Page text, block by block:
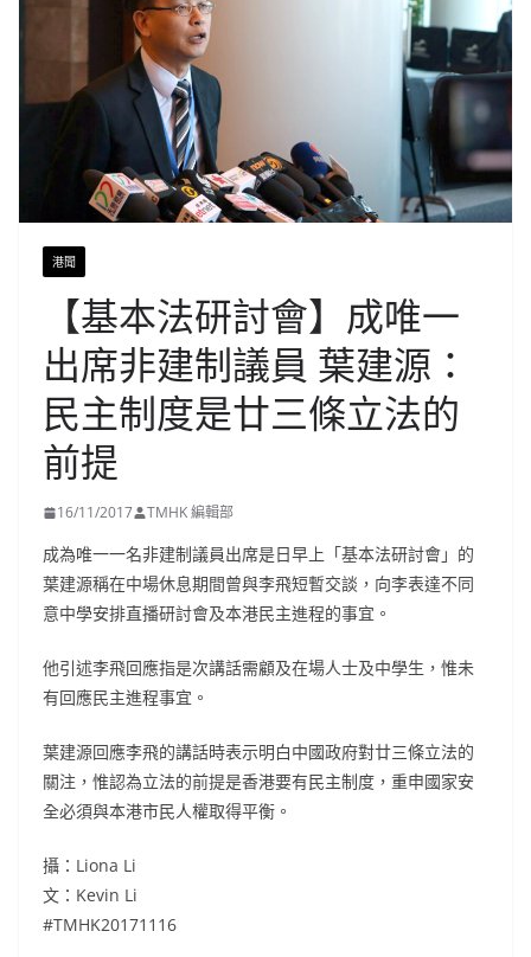
港聞
【基本法研討會】成唯一
出席非建制議員 葉建源：
民主制度是廿三條立法的
前提
16/11/2017 TMHK 編輯部
成為唯一一名非建制議員出席是日早上「基本法研討會」的
葉建源稱在中場休息期間曾與李飛短暫交談，向李表達不同
意中學安排直播研討會及本港民主進程的事宜。
他引述李飛回應指是次講話需顧及在場人士及中學生，惟未
有回應民主進程事宜。
葉建源回應李飛的講話時表示明白中國政府對廿三條立法的
關注，惟認為立法的前提是香港要有民主制度，重申國家安
全必須與本港市民人權取得平衡。
攝：Liona Li
文：Kevin Li
#TMHK20171116